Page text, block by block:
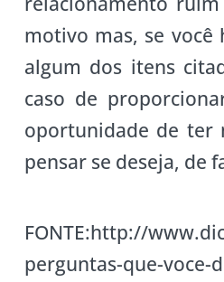
motivo mas, se você
algum dos itens
caso de
oportunidade de ter
pensar se deseja, de
FONTE:http://
perguntas-que-voce-